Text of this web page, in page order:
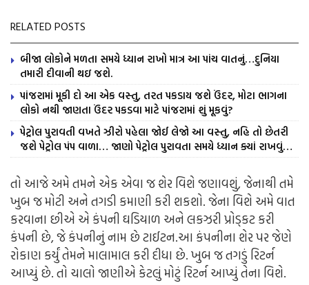
RELATED POSTS
બીજા લોકોને મળતા સમયે ધ્યાન રાખો માત્ર આ પાંચ વાતનું…દુનિયા
તમારી દીવાની થઇ જશે.
પાંજરામાં મૂકી દો આ એક વસ્તુ, તરત પકડાય જશે ઉંદર, મોટા ભાગના
લોકો નથી જાણતા ઉંદર પકડવા માટે પાંજરામાં શું મૂકવું?
પેટ્રોલ પુરાવતી વખતે ઝીરો પહેલા જોઈ લેજો આ વસ્તુ, નહિ તો છેતરી
જશે પેટ્રોલ પંપ વાળા… જાણો પેટ્રોલ પુરાવતા સમયે ધ્યાન ક્યાં રાખવું…
તો આજે અમે તમને એક એવા જ શેર વિશે જણાવશું, જેનાથી તમે
ખુબ જ મોટી અને તગડી કમાણી કરી શકશો. જેના વિશે અમે વાત
કરવાના છીએ એ કંપની ઘડિયાળ અને લકઝરી પ્રોડ્કટ કરી
કંપની છે, જે કંપનીનું નામ છે ટાઈટન.આ કંપનીના શેર પર જેણે
રોકાણ કર્યું તેમને માલામાલ કરી દીધા છે. ખુબ જ તગડું રિટર્ન
આપ્યું છે. તો ચાલો જાણીએ કેટલું મોટું રિટર્ન આપ્યું તેના વિશે.